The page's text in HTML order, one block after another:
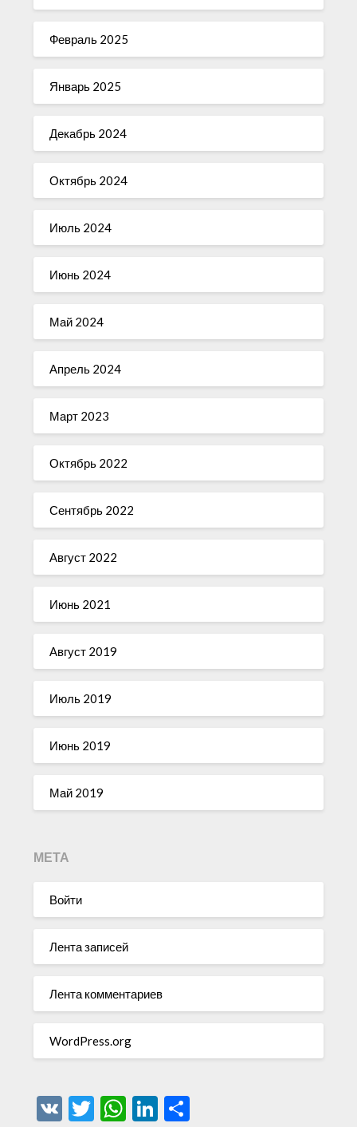
Февраль 2025
Январь 2025
Декабрь 2024
Октябрь 2024
Июль 2024
Июнь 2024
Май 2024
Апрель 2024
Март 2023
Октябрь 2022
Сентябрь 2022
Август 2022
Июнь 2021
Август 2019
Июль 2019
Июнь 2019
Май 2019
МЕТА
Войти
Лента записей
Лента комментариев
WordPress.org
VK Twitter
WhatsApp
LinkedIn